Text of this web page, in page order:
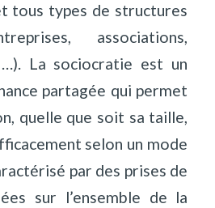
tous types de structures
associations,
La sociocratie est un
partagée qui permet
quelle que soit sa taille,
selon un mode
par des prises de
sur l’ensemble de la